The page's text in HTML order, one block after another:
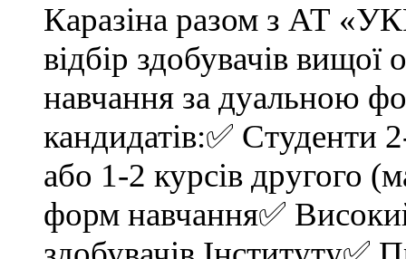
Каразіна разом з АТ
відбір здобувачів вищої
навчання за дуальною
кандидатів:✅ Студенти
або 1-2 курсів другого
форм навчання✅